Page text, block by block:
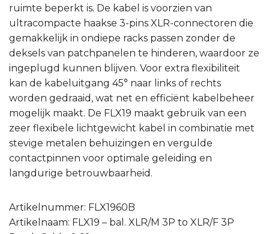
ruimte beperkt is. De kabel is voorzien van
ultracompacte haakse 3-pins XLR-connectoren die
gemakkelijk in ondiepe racks passen zonder de
deksels van patchpanelen te hinderen, waardoor ze
ingeplugd kunnen blijven. Voor extra flexibiliteit
kan de kabeluitgang 45° naar links of rechts
worden gedraaid, wat net en efficiënt kabelbeheer
mogelijk maakt. De FLX19 maakt gebruik van een
zeer flexibele lichtgewicht kabel in combinatie met
stevige metalen behuizingen en vergulde
contactpinnen voor optimale geleiding en
langdurige betrouwbaarheid.
Artikelnummer: FLX1960B
Artikelnaam: FLX19 – bal. XLR/M 3P to XLR/F 3P